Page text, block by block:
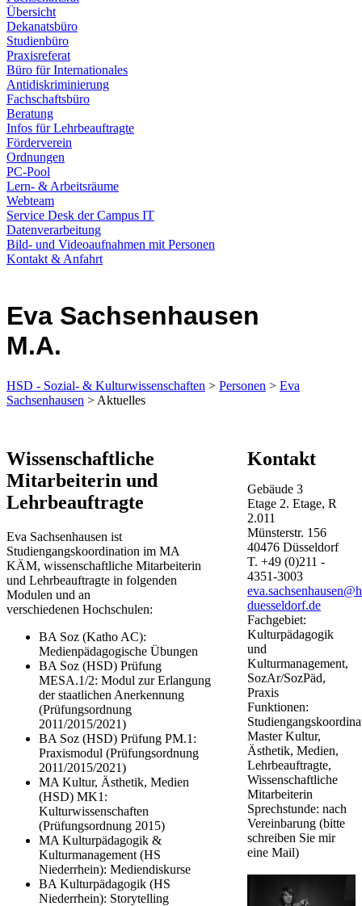
Übersicht
Dekanatsbüro
Studienbüro
Praxisreferat
Büro für Internationales
Antidiskriminierung
Fachschaftsbüro
Beratung
Infos für Lehrbeauftragte
Förderverein
Ordnungen
PC-Pool
Lern- & Arbeitsräume
Webteam
Service Desk der Campus IT
Datenverarbeitung
Bild- und Videoaufnahmen mit Personen
Kontakt & Anfahrt
Eva Sachsenhausen
M.A.
HSD - Sozial- & Kulturwissenschaften > Personen > Eva
Sachsenhausen > Aktuelles
​​​​​​​​​​​Wissenschaftliche
Mitarbeiterin und
Lehrbeauftragte
Eva Sachsenhausen ist
Studiengangskoordination im MA
KÄM, wissenschaftliche Mitarbeiterin
und Lehrbeauftragte in folgenden
Modulen und an
verschiedenen Hochschulen:
BA Soz (Katho AC):
Medienpädagogische Übungen
BA Soz (HSD) Prüfung
MESA.1/2: Modul zur Erlangung
der staatlichen Anerkennung
(Prüfungsordnung
2011/2015/2021) ​
​BA Soz (HSD) Prüfung PM.1:
Praxismodul (Prüfungsordnung
2011/2015/2021)
MA Kultur, Ästhetik, Medien
(HSD) MK1:
Kulturwissenschaften
(Prüfungsordnung 2015)
MA Kulturpädagogik &
Kulturmanagement (HS
Niederrhein): Mediendiskurse
BA Kulturpädagogik (HS
Niederrhein): Storytelling
Kontakt
Gebäude3
Etage 2. Etage, R
2.011
Münsterstr. 156
40476Düsseldorf
T.+49 (0)211 -
4351-3003
duesseldorf.de
Fachgebiet:
Kulturpädagogik
und
Kulturmanagement,
SozAr/SozPäd,
Praxis
Funktionen:
Master Kultur,
Ästhetik, Medien,
Lehrbeauftragte,
Wissenschaftliche
Mitarbeiterin
Sprechstunde: nach
Vereinbarung (bitte
schreiben Sie mir
eine Mail)